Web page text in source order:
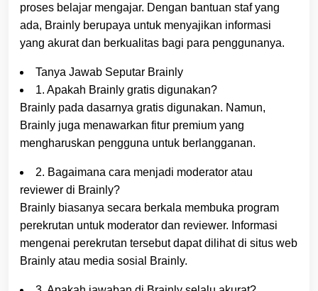
proses belajar mengajar. Dengan bantuan staf yang
ada, Brainly berupaya untuk menyajikan informasi
yang akurat dan berkualitas bagi para penggunanya.
Tanya Jawab Seputar Brainly
1. Apakah Brainly gratis digunakan?
Brainly pada dasarnya gratis digunakan. Namun,
Brainly juga menawarkan fitur premium yang
mengharuskan pengguna untuk berlangganan.
2. Bagaimana cara menjadi moderator atau
reviewer di Brainly?
Brainly biasanya secara berkala membuka program
perekrutan untuk moderator dan reviewer. Informasi
mengenai perekrutan tersebut dapat dilihat di situs web
Brainly atau media sosial Brainly.